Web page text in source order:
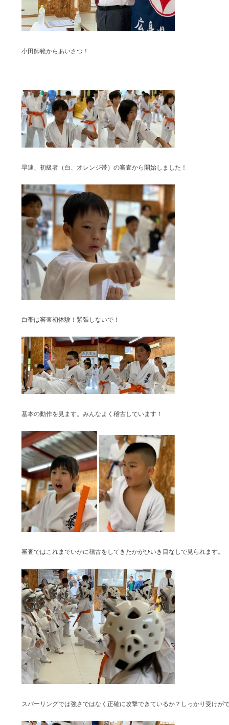
小田師範からあいさつ！
早速、初級者（白、オレンジ帯）の審査から開始しました！
白帯は審査初体験！緊張しないで！
基本の動作を見ます。みんなよく稽古しています！
審査ではこれまでいかに稽古をしてきたかがひいき目なしで見られます。
スパーリングでは強さではなく正確に攻撃できているか？しっかり受けが